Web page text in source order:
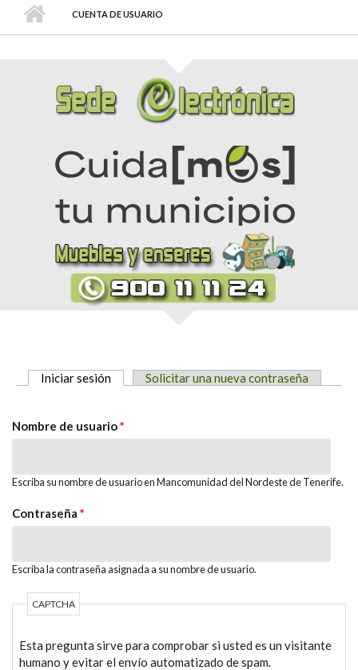
CUENTA DE USUARIO
Iniciar sesión (solapa activa)
Solicitar una nueva contraseña
Nombre de usuario*
Escriba su nombre de usuario en Mancomunidad del Nordeste de Tenerife.
Contraseña *
Escriba la contraseña asignada a su nombre de usuario.
CAPTCHA
Esta pregunta sirve para comprobar si usted es un visitante
humano y evitar el envío automatizado de spam.